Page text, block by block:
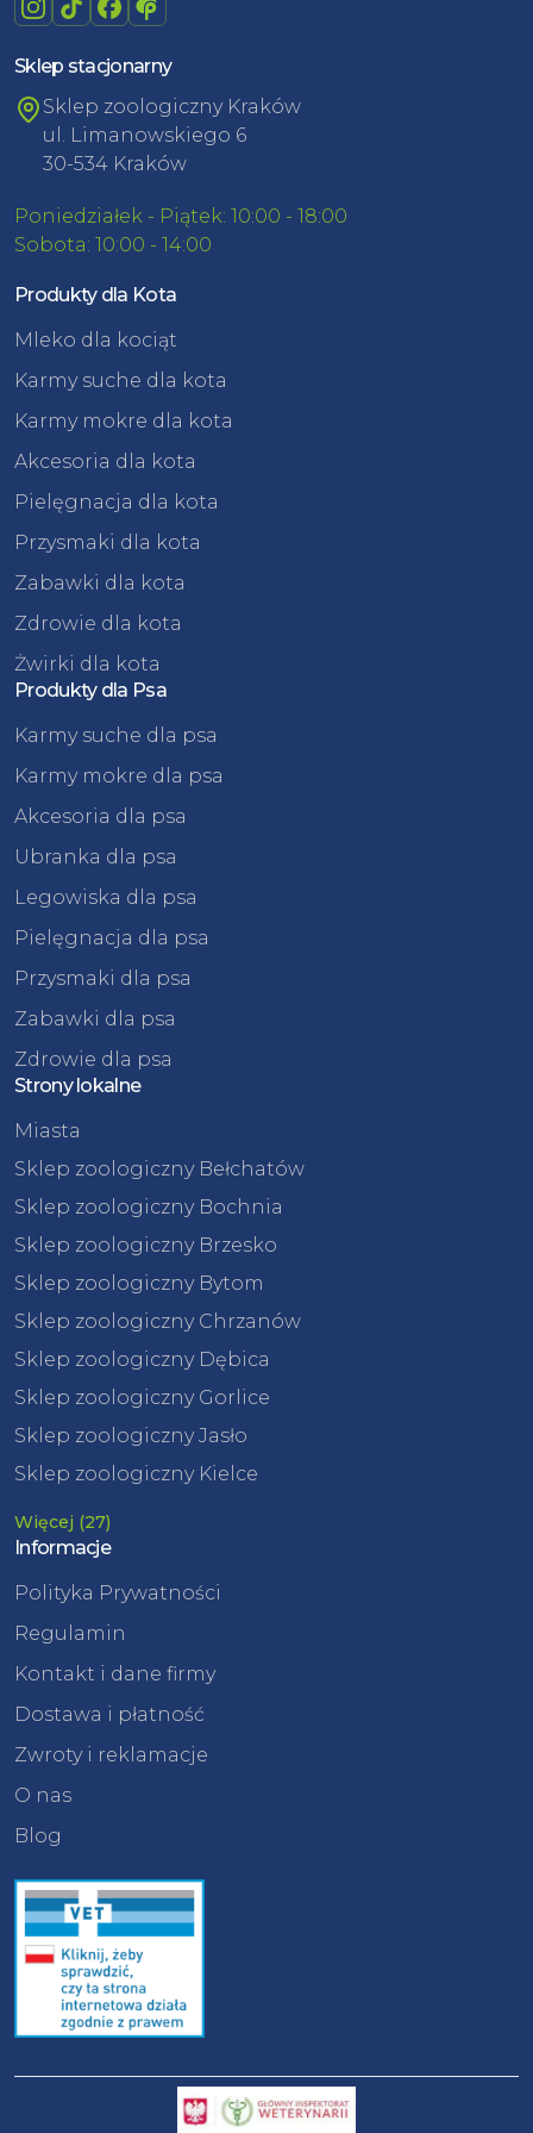
Sklep stacjonarny
Sklep zoologiczny Kraków
ul. Limanowskiego 6
30-534 Kraków
Poniedziałek - Piątek: 10:00 - 18:00
Sobota: 10:00 - 14:00
Produkty dla Kota
Mleko dla kociąt
Karmy suche dla kota
Karmy mokre dla kota
Akcesoria dla kota
Pielęgnacja dla kota
Przysmaki dla kota
Zabawki dla kota
Zdrowie dla kota
Żwirki dla kota
Produkty dla Psa
Karmy suche dla psa
Karmy mokre dla psa
Akcesoria dla psa
Ubranka dla psa
Legowiska dla psa
Pielęgnacja dla psa
Przysmaki dla psa
Zabawki dla psa
Zdrowie dla psa
Strony lokalne
Miasta
Sklep zoologiczny Bełchatów
Sklep zoologiczny Bochnia
Sklep zoologiczny Brzesko
Sklep zoologiczny Bytom
Sklep zoologiczny Chrzanów
Sklep zoologiczny Dębica
Sklep zoologiczny Gorlice
Sklep zoologiczny Jasło
Sklep zoologiczny Kielce
Więcej (27)
Informacje
Polityka Prywatności
Regulamin
Kontakt i dane firmy
Dostawa i płatność
Zwroty i reklamacje
O nas
Blog